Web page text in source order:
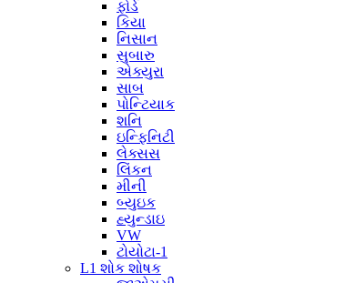
ફોર્ડ
કિયા
નિસાન
સુબારુ
એક્યુરા
સાબ
પોન્ટિયાક
શનિ
ઇન્ફિનિટી
લેક્સસ
લિંકન
મીની
બ્યુઇક
હ્યુન્ડાઇ
VW
ટોયોટા-1
L1 શોક શોષક